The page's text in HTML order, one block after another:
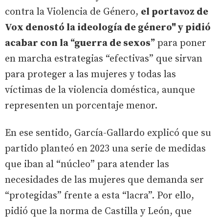
contra la Violencia de Género, el portavoz de
Vox denostó la ideología de género" y pidió
acabar con la “guerra de sexos” para poner
en marcha estrategias “efectivas” que sirvan
para proteger a las mujeres y todas las
víctimas de la violencia doméstica, aunque
representen un porcentaje menor.
En ese sentido, García-Gallardo explicó que su
partido planteó en 2023 una serie de medidas
que iban al “núcleo” para atender las
necesidades de las mujeres que demanda ser
“protegidas” frente a esta “lacra”. Por ello,
pidió que la norma de Castilla y León, que